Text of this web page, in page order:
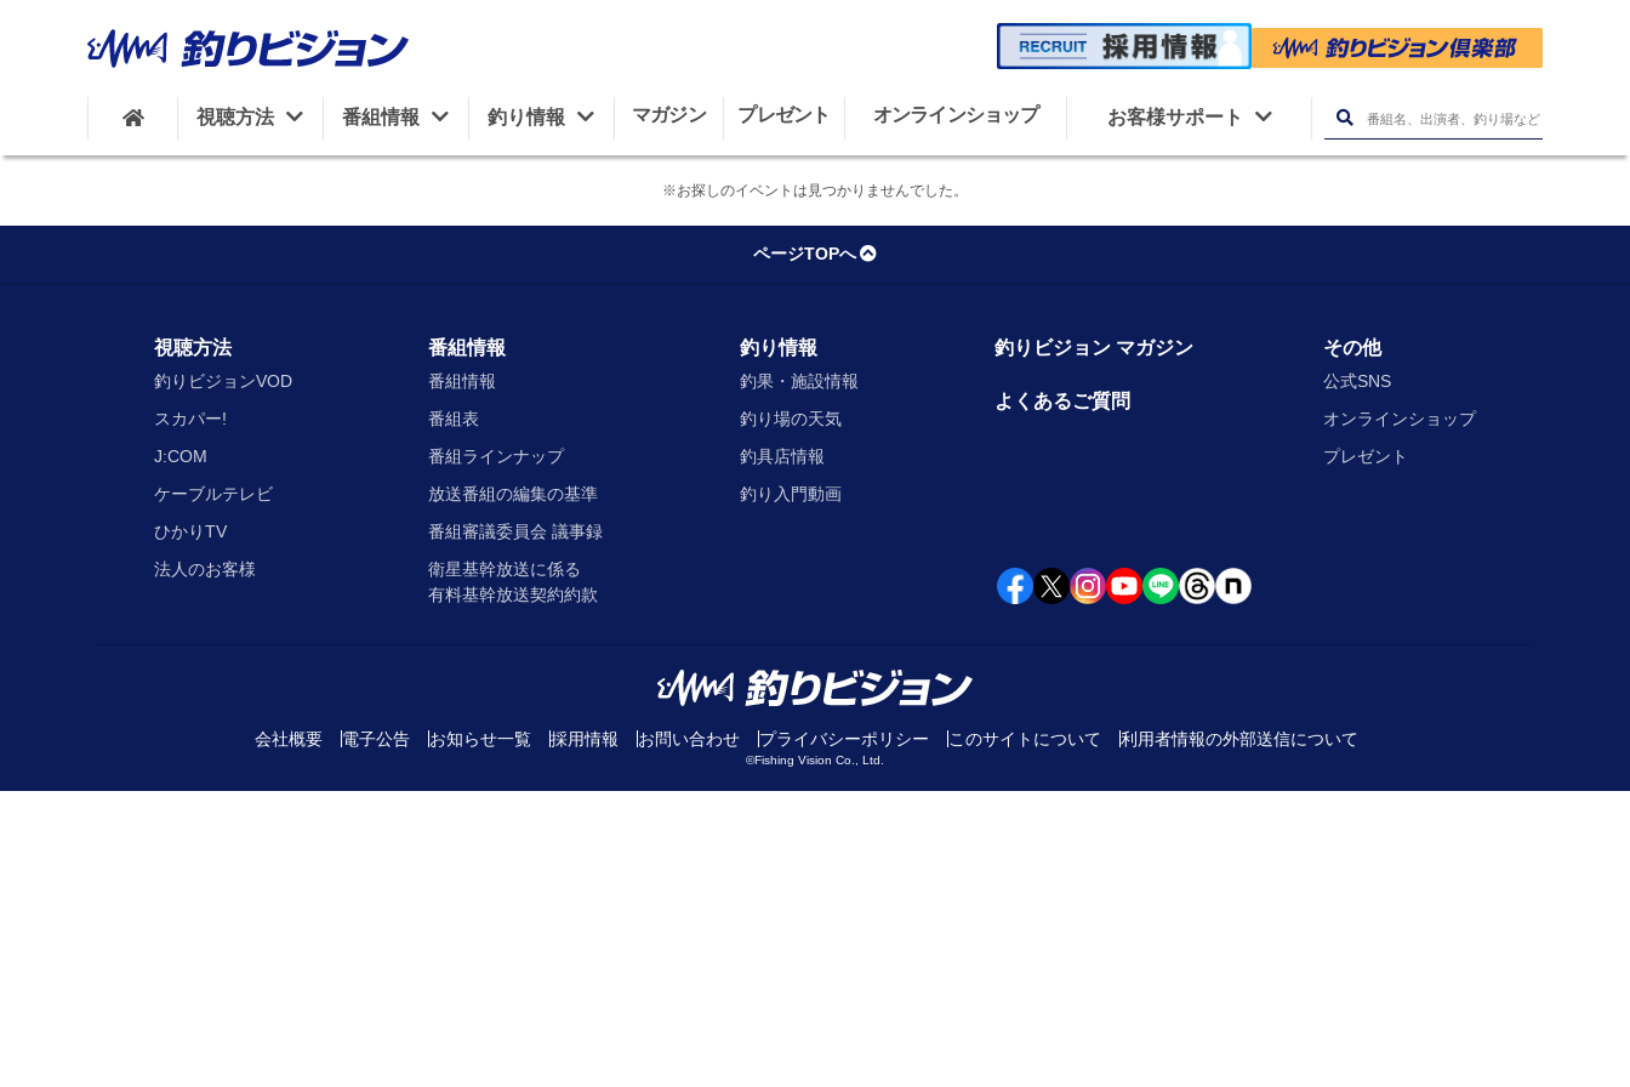
視聴方法 番組情報 釣り情報 マガジン プレゼント オンラインショップ お客様サポート
※お探しのイベントは見つかりませんでした。
ページTOPへ
視聴方法
釣りビジョンVOD
スカパー!
J:COM
ケーブルテレビ
ひかりTV
法人のお客様
番組情報
番組情報
番組表
番組ラインナップ
放送番組の編集の基準
番組審議委員会 議事録
衛星基幹放送に係る
有料基幹放送契約約款
釣り情報
釣果・施設情報
釣り場の天気
釣具店情報
釣り入門動画
釣りビジョン マガジン
よくあるご質問
その他
公式SNS
オンラインショップ
プレゼント
会社概要 電子公告 お知らせ一覧 採用情報 お問い合わせ プライバシーポリシー このサイトについて 利用者情報の外部送信について
©Fishing Vision Co., Ltd.